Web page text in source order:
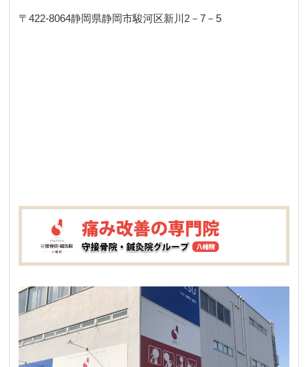
〒422-8064静岡県静岡市駿河区新川2－7－5